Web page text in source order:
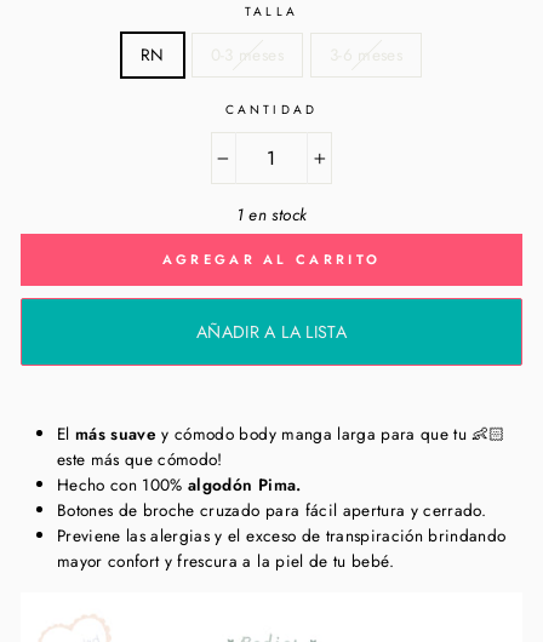
TALLA
RN 0-3 meses 3-6 meses
CANTIDAD
+
1 en stock
AGREGAR AL CARRITO
AÑADIR A LA LISTA
El más suave y cómodo body manga larga para que tu 👶🏻
este más que cómodo!
Hecho con 100% algodón Pima.
Botones de broche cruzado para fácil apertura y cerrado.
Previene las alergias y el exceso de transpiración brindando
mayor confort y frescura a la piel de tu bebé.